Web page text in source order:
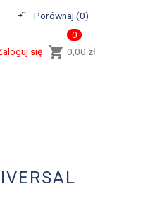
compare_arrows Porównaj (0)
shopping_cart
0
0,00 zł
się